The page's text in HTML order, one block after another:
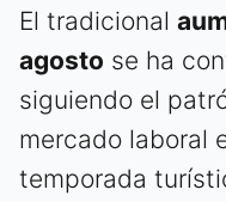
El tradicional
agosto se ha
siguiendo el
mercado laboral
temporada